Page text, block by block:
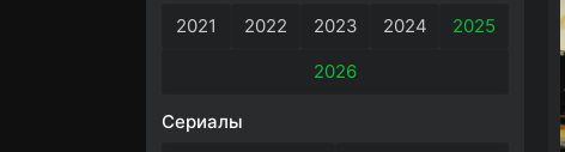
2021
2022 2023 2024
2025
2026
Сериалы